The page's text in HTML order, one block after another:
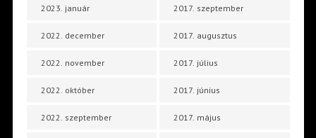
2023. január
2022. december
2022. november
2022. október
2022. szeptember
2017. szeptember
2017. augusztus
2017. július
2017. június
2017. május